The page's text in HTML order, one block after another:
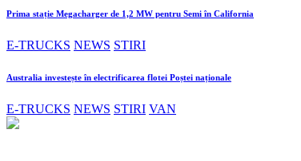
Prima stație Megacharger de 1,2 MW pentru Semi în California
E-TRUCKS NEWS STIRI
Australia investește în electrificarea flotei Poștei naționale
E-TRUCKS NEWS STIRI VAN